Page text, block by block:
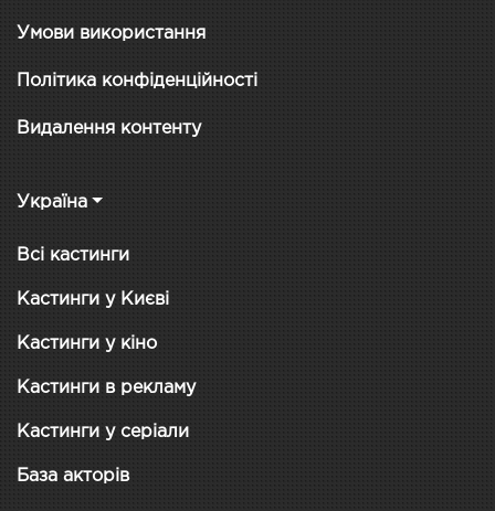
Умови використання
Політика конфіденційності
Видалення контенту
Україна
Всі кастинги
Кастинги у Києві
Кастинги у кіно
Кастинги в рекламу
Кастинги у серіали
База акторів